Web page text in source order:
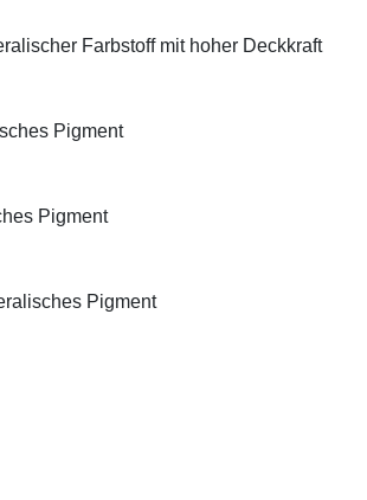
Farbstoff mit hoher Deckkraft
Pigment
Pigment
Pigment